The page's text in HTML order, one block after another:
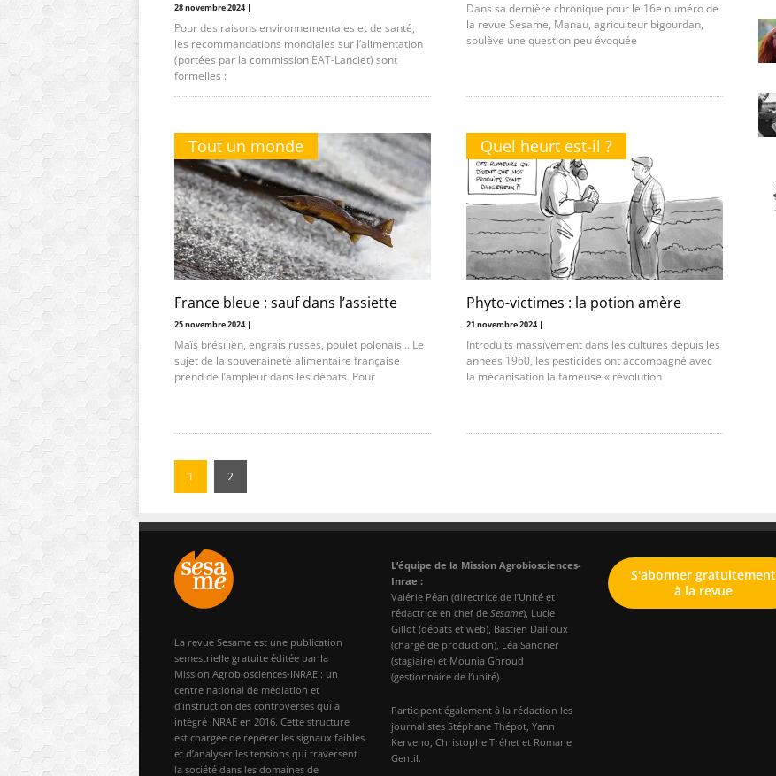
28 novembre 2024 |
Pour des raisons environnementales et de santé,
les recommandations mondiales sur l’alimentation
(portées par la commission EAT-Lanciet) sont
formelles :
Dans sa dernière chronique pour le 16e numéro de
la revue Sesame, Manau, agriculteur bigourdan,
soulève une question peu évoquée
Tout un monde
France bleue : sauf dans l’assiette
25 novembre 2024 |
Maïs brésilien, engrais russes, poulet polonais… Le
sujet de la souveraineté alimentaire française
prend de l’ampleur dans les débats. Pour
Quel heurt est-il ?
Phyto-victimes : la potion amère
21 novembre 2024 |
Introduits massivement dans les cultures depuis les
années 1960, les pesticides ont accompagné avec
la mécanisation la fameuse « révolution
1 2
La revue Sesame est une publication
semestrielle gratuite éditée par la
Mission Agrobiosciences-INRAE : un
centre national de médiation et
d’instruction des controverses qui a
intégré INRAE en 2016. Cette structure
est chargée de repérer les signaux faibles
et d’analyser les tensions qui traversent
la société dans les domaines de
L’équipe de la Mission Agrobiosciences-
Inrae :
Valérie Péan (directrice de l’Unité et
rédactrice en chef de Sesame), Lucie
Gillot (débats et web), Bastien Dailloux
(chargé de production), Léa Sanoner
(stagiaire) et Mounia Ghroud
(gestionnaire de l’unité).
Participent également à la rédaction les
journalistes Stéphane Thépot, Yann
Kerveno, Christophe Tréhet et Romane
Gentil.
S'abonner gratuitement
à la revue